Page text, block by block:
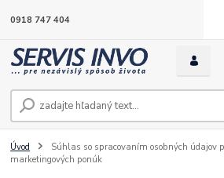
0918 747 404
Úvod
Súhlas so spracovaním osobných údajov
marketingových ponúk